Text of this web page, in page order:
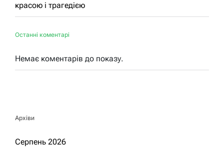
красою і трагедією
Останні коментарі
Немає коментарів до показу.
Архіви
Серпень 2026